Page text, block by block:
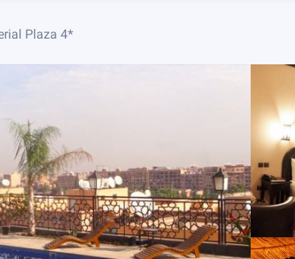
Plaza 4*